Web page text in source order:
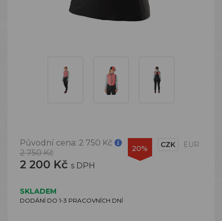
Původní cena: 2 750 Kč
2 750 Kč
2 200 Kč s DPH
20% CZK EUR
SKLADEM
DODÁNÍ DO 1-3 PRACOVNÍCH DNÍ